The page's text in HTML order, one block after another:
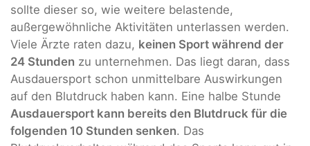
sollte dieser so, wie weitere belastende,
außergewöhnliche Aktivitäten unterlassen werden.
Viele Ärzte raten dazu, keinen Sport während der
24 Stunden zu unternehmen. Das liegt daran, dass
Ausdauersport schon unmittelbare Auswirkungen
auf den Blutdruck haben kann. Eine halbe Stunde
Ausdauersport kann bereits den Blutdruck für die
folgenden 10 Stunden senken. Das